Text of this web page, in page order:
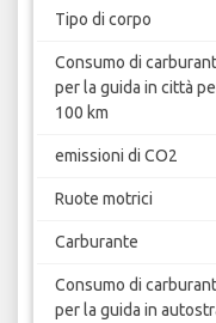
Tipo di corpo
Consumo di
per la guida in città
100 km
emissioni di CO2
Ruote motrici
Carburante
Consumo di
per la guida in